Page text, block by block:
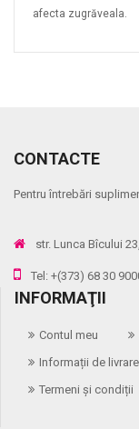
afecta zugrăveala.
CONTACTE
Pentru întrebări
str. Lunca Bîcului
Tel: +(373) 68 30
INFORMAŢII
Contul meu
Informații de livrare
Termeni și condiții